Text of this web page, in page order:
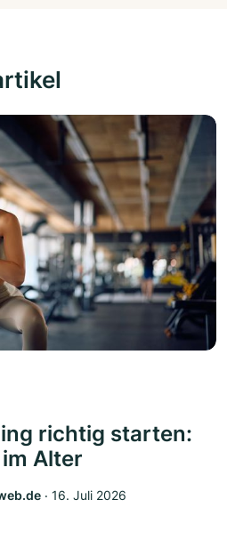
richtig starten:
Alter
‧ 16. Juli 2026